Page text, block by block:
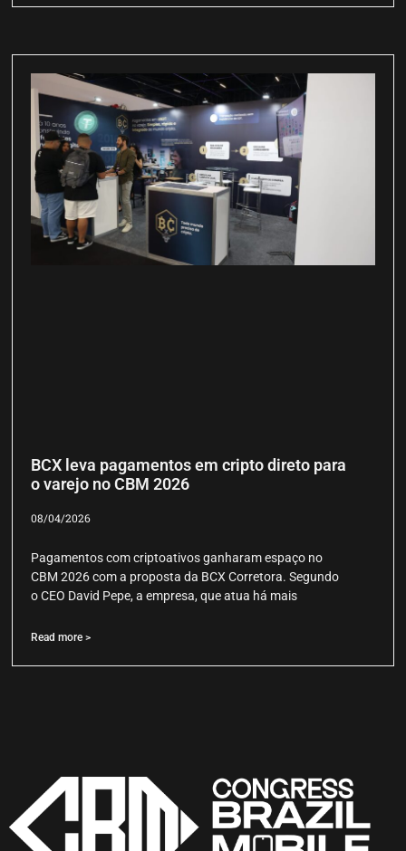
BCX leva pagamentos em cripto direto para
o varejo no CBM 2026
08/04/2026
Pagamentos com criptoativos ganharam espaço no
CBM 2026 com a proposta da BCX Corretora. Segundo
o CEO David Pepe, a empresa, que atua há mais
Read more >